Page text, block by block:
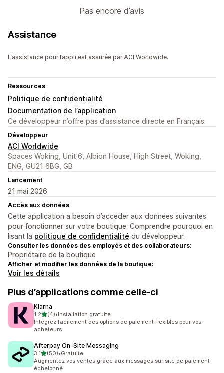
Pas encore d’avis
Assistance
L’assistance pour l’appli est assurée par ACI Worldwide.
Ressources
Politique de confidentialité
Documentation de l’application
Ce développeur n’offre pas d’assistance directe en Français.
Développeur
ACI Worldwide
Spaces Woking, Unit 6, Albion House, High Street, Woking,
ENG, GU21 6BG, GB
Lancement
21 mai 2026
Accès aux données
Cette application a besoin d’accéder aux données suivantes
pour fonctionner sur votre boutique. Comprendre pourquoi en
lisant la politique de confidentialité du développeur.
Consulter les données des employés et des collaborateurs:
Propriétaire de la boutique
Afficher et modifier les données de la boutique:
Voir les détails
Plus d’applications comme celle-ci
Klarna
1,2étoile(s) sur 5
(4)
4 avis au total
•Installation gratuite
Intégrez facilement des options de paiement flexibles pour vos
acheteurs.
Afterpay On‑Site Messaging
3,1étoile(s) sur 5
(50)
50 avis au total
•Gratuite
Augmentez vos ventes grâce aux messages sur site de paiement
échelonné